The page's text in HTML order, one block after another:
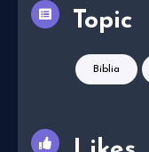
Topic
Biblia